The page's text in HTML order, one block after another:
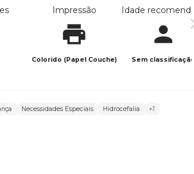
Impressão
Colorido (Papel Couche)
Idade
Sem classificação
Necessidades Especiais Hidrocefalia +1